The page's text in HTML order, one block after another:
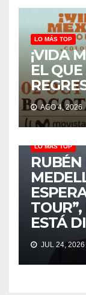
LO MÁS TOP
¡VIDA
EL
AGO 4, 2026
LO MÁS TOP
RUBÉN
ESTÁ
JUL 24, 2026